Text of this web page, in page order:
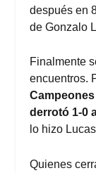
después en
de Gonzalo
Finalmente
encuentros.
derrotó 1-0
lo hizo
Quienes